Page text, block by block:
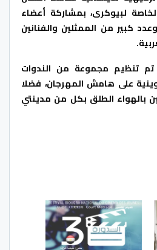
لبيوكرى، بمشاركة أعضاء
كبير من الممثلين والفنانين
تم تنظيم مجموعة من الندوات
على هامش المهرجان، فضلا
بالهواء الطلق بكل من مدينتي